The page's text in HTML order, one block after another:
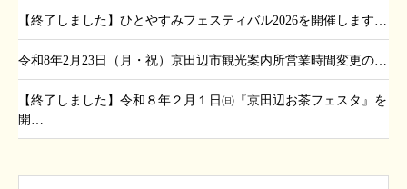
【終了しました】ひとやすみフェスティバル2026を開催します…
令和8年2月23日（月・祝）京田辺市観光案内所営業時間変更の…
【終了しました】令和８年２月１日㈰『京田辺お茶フェスタ』を
開…